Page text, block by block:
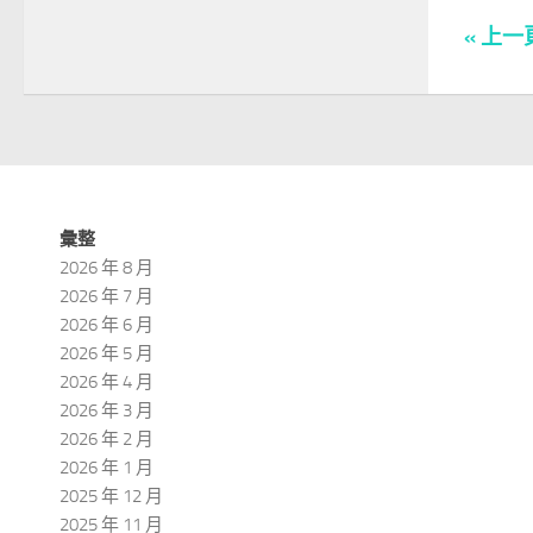
« 上一
彙整
2026 年 8 月
2026 年 7 月
2026 年 6 月
2026 年 5 月
2026 年 4 月
2026 年 3 月
2026 年 2 月
2026 年 1 月
2025 年 12 月
2025 年 11 月